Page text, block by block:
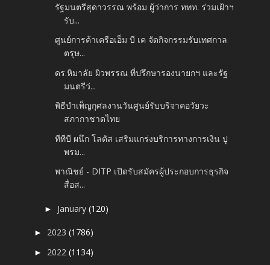
รัฐมนตรีสุดาวรรณ พร้อม ผู้ว่าการ ททท. ร่วมเฝ้าฯ
รับ...
ศูนย์การค้าเครือเอ็ม บี เค จัดกิจกรรมรับเทศกาล
ตรุษ...
ดร.หิมาลัย ผิวพรรณ ที่ปรึกษารองนายกฯ และรัฐ
มนตรีว่...
พิธีบำเพ็ญกุศลงานวันศูนย์รับบริจาคอวัยวะ
สภากาชาดไทย
ทีทีบี ผนึก โลตัส เสริมแกร่งบริการทางการเงิน ปู
พรม...
พาณิชย์ - DITP เปิดรับสมัครผู้ประกอบการธุรกิจ
สื่อส...
► January(120)
► 2023(1786)
► 2022(1134)